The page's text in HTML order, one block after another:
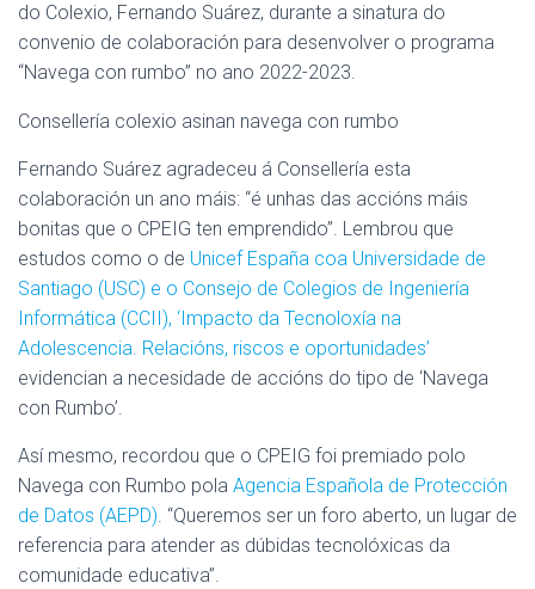
do Colexio, Fernando Suárez, durante a sinatura do
convenio de colaboración para desenvolver o programa
“Navega con rumbo” no ano 2022-2023.
Consellería colexio asinan navega con rumbo
Fernando Suárez agradeceu á Consellería esta
colaboración un ano máis: “é unhas das accións máis
bonitas que o CPEIG ten emprendido”. Lembrou que
estudos como o de Unicef España coa Universidade de
Santiago (USC) e o Consejo de Colegios de Ingeniería
Informática (CCII), ‘Impacto da Tecnoloxía na
Adolescencia. Relacións, riscos e oportunidades’
evidencian a necesidade de accións do tipo de ‘Navega
con Rumbo’.
Así mesmo, recordou que o CPEIG foi premiado polo
Navega con Rumbo pola Agencia Española de Protección
de Datos (AEPD). “Queremos ser un foro aberto, un lugar de
referencia para atender as dúbidas tecnolóxicas da
comunidade educativa”.